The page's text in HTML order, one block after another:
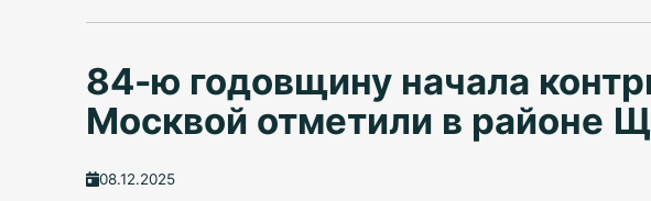
84-ю годовщину начала
Москвой отметили в районе
08.12.2025